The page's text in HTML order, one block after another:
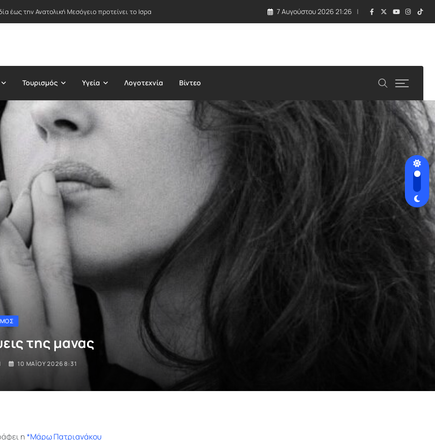
έως την Ανατολική Μεσόγειο προτείνει το Ισραήλ – Στο επίκεντρο Ελλάδα και Κύπρος 7 Αυγούστου 2026 21:26
Τουρισμός Υγεία Λογοτεχνία Βίντεο
της μανας
10 ΜΑΪ́ΟΥ 2026 8:31
η*Μάρω Πατριανάκου